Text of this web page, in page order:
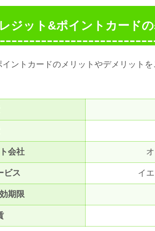
ジット&ポイントカード
ントカードのメリットやデメリット
会社
ビス イ
期限